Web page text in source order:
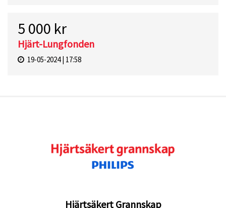
5 000 kr
Hjärt-Lungfonden
19-05-2024 | 17:58
Hjärtsäkert Grannskap